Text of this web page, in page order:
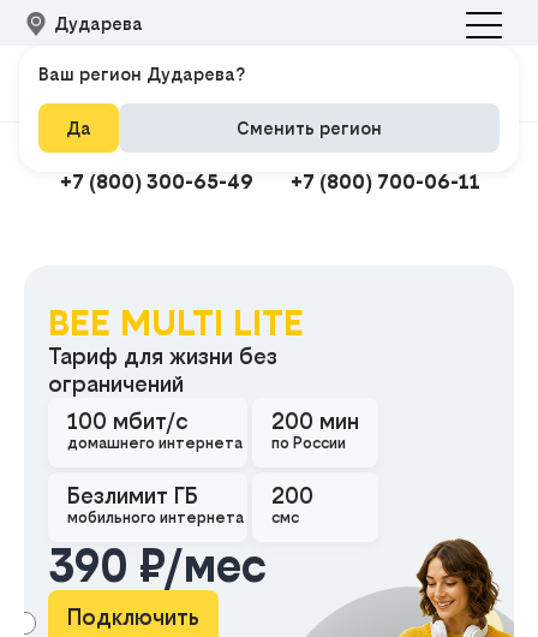
Дударева
Подключить интернет
+7 (800) 300-65-49
Техподдержка
+7 (800) 700-06-11
BEE MULTI LITE
Тариф для жизни без
ограничений
100 мбит/с
домашнего интернета
Безлимит ГБ
мобильного интернета
200 мин
по России
200
смс
390 ₽/мес
Подключить
Ваш регион Дударева?
Да Сменить регион